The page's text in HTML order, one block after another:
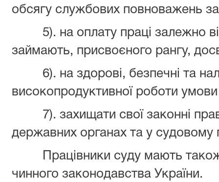
обсягу службових повноважень
5). на оплату праці залежно
займають, присвоєного рангу,
6). на здорові, безпечні та
високопродуктивної роботи умови
7). захищати свої законні
державних органах та у судовому
Працівники суду мають також
чинного законодавства України.